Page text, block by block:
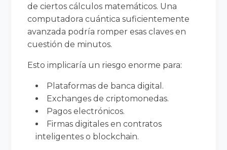
de ciertos cálculos matemáticos. Una
computadora cuántica suficientemente
avanzada podría romper esas claves en
cuestión de minutos.
Esto implicaría un riesgo enorme para:
Plataformas de banca digital.
Exchanges de criptomonedas.
Pagos electrónicos.
Firmas digitales en contratos
inteligentes o blockchain.